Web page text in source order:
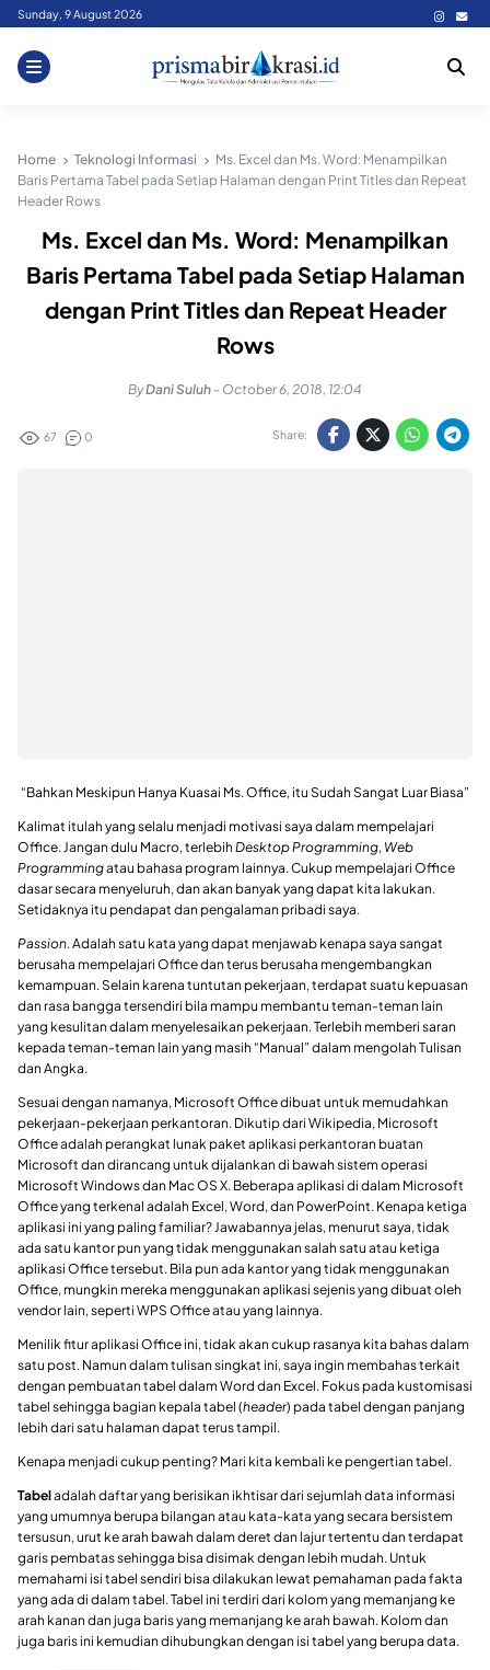
Skip
content
Sunday, 9 August 2026
Home Teknologi Informasi
Ms. Excel dan Ms. Word: Menampilkan
Baris Pertama Tabel pada Setiap Halaman dengan Print Titles dan Repeat
Header Rows
Ms. Excel dan Ms. Word: Menampilkan
Baris Pertama Tabel pada Setiap Halaman
dengan Print Titles dan Repeat Header
Rows
ByDani Suluh - October 6, 2018, 12:04
67 0 Share:
“Bahkan Meskipun Hanya Kuasai Ms. Office, itu Sudah Sangat Luar Biasa”
Kalimat itulah yang selalu menjadi motivasi saya dalam mempelajari
Office. Jangan dulu Macro, terlebih Desktop Programming, Web
Programmingatau bahasa program lainnya. Cukup mempelajari Office
dasar secara menyeluruh, dan akan banyak yang dapat kita lakukan.
Setidaknya itu pendapat dan pengalaman pribadi saya.
Passion. Adalah satu kata yang dapat menjawab kenapa saya sangat
berusaha mempelajari Office dan terus berusaha mengembangkan
kemampuan. Selain karena tuntutan pekerjaan, terdapat suatu kepuasan
dan rasa bangga tersendiri bila mampu membantu teman-teman lain
yang kesulitan dalam menyelesaikan pekerjaan. Terlebih memberi saran
kepada teman-teman lain yang masih “Manual” dalam mengolah Tulisan
dan Angka.
Sesuai dengan namanya, Microsoft Office dibuat untuk memudahkan
pekerjaan-pekerjaan perkantoran. Dikutip dari Wikipedia, Microsoft
Office adalah perangkat lunak paket aplikasi perkantoran buatan
Microsoft dan dirancang untuk dijalankan di bawah sistem operasi
Microsoft Windows dan Mac OS X. Beberapa aplikasi di dalam Microsoft
Office yang terkenal adalah Excel, Word, dan PowerPoint. Kenapa ketiga
aplikasi ini yang paling familiar? Jawabannya jelas, menurut saya, tidak
ada satu kantor pun yang tidak menggunakan salah satu atau ketiga
aplikasi Office tersebut. Bila pun ada kantor yang tidak menggunakan
Office, mungkin mereka menggunakan aplikasi sejenis yang dibuat oleh
vendor lain, seperti WPS Office atau yang lainnya.
Menilik fitur aplikasi Office ini, tidak akan cukup rasanya kita bahas dalam
satu post. Namun dalam tulisan singkat ini, saya ingin membahas terkait
dengan pembuatan tabel dalam Word dan Excel. Fokus pada kustomisasi
tabel sehingga bagian kepala tabel (header) pada tabel dengan panjang
lebih dari satu halaman dapat terus tampil.
Kenapa menjadi cukup penting? Mari kita kembali ke pengertian tabel.
Tabeladalah daftar yang berisikan ikhtisar dari sejumlah data informasi
yang umumnya berupa bilangan atau kata-kata yang secara bersistem
tersusun, urut ke arah bawah dalam deret dan lajur tertentu dan terdapat
garis pembatas sehingga bisa disimak dengan lebih mudah. Untuk
memahami isi tabel sendiri bisa dilakukan lewat pemahaman pada fakta
yang ada di dalam tabel. Tabel ini terdiri dari kolom yang memanjang ke
arah kanan dan juga baris yang memanjang ke arah bawah. Kolom dan
juga baris ini kemudian dihubungkan dengan isi tabel yang berupa data.